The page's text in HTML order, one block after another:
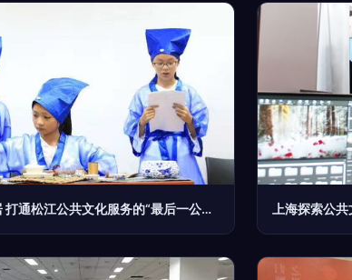
文化配送进村居 打通松江公共文化服务的“最后一公里”